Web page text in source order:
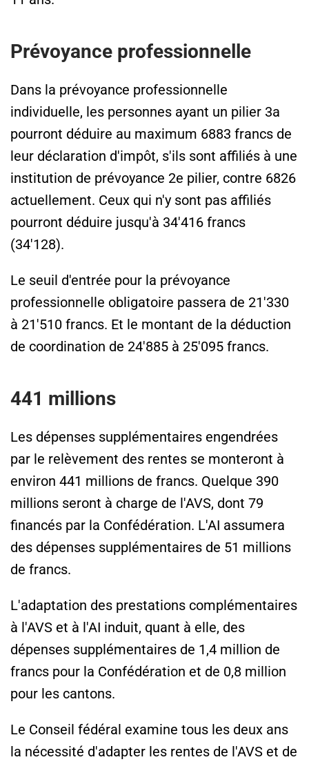
Prévoyance professionnelle
Dans la prévoyance professionnelle
individuelle, les personnes ayant un pilier 3a
pourront déduire au maximum 6883 francs de
leur déclaration d'impôt, s'ils sont affiliés à une
institution de prévoyance 2e pilier, contre 6826
actuellement. Ceux qui n'y sont pas affiliés
pourront déduire jusqu'à 34'416 francs
(34'128).
Le seuil d'entrée pour la prévoyance
professionnelle obligatoire passera de 21'330
à 21'510 francs. Et le montant de la déduction
de coordination de 24'885 à 25'095 francs.
441 millions
Les dépenses supplémentaires engendrées
par le relèvement des rentes se monteront à
environ 441 millions de francs. Quelque 390
millions seront à charge de l'AVS, dont 79
financés par la Confédération. L'AI assumera
des dépenses supplémentaires de 51 millions
de francs.
L'adaptation des prestations complémentaires
à l'AVS et à l'AI induit, quant à elle, des
dépenses supplémentaires de 1,4 million de
francs pour la Confédération et de 0,8 million
pour les cantons.
Le Conseil fédéral examine tous les deux ans
la nécessité d'adapter les rentes de l'AVS et de